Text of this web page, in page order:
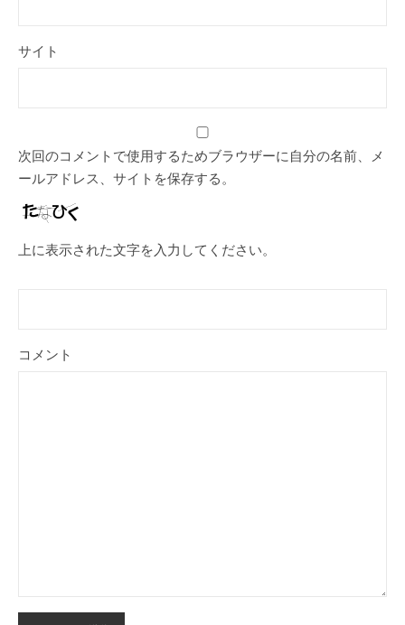
サイト
次回のコメントで使用するためブラウザーに自分の名前、メ
ールアドレス、サイトを保存する。
上に表示された文字を入力してください。
コメント